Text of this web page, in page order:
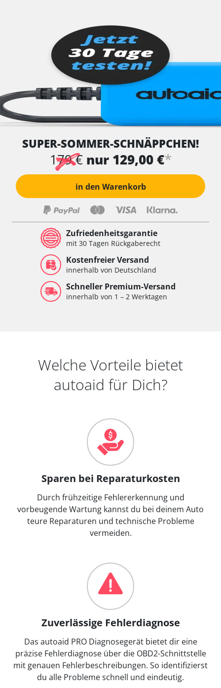
SUPER-SOMMER-SCHNÄPPCHEN!
179 € nur 129,00 €*
in den Warenkorb
Zufriedenheitsgarantie
mit 30 Tagen Rückgaberecht
Kostenfreier Versand
innerhalb von Deutschland
Schneller Premium-Versand
innerhalb von 1 – 2 Werktagen
Welche Vorteile bietet
autoaid für Dich?
Sparen bei Reparaturkosten
Durch frühzeitige Fehlererkennung und
vorbeugende Wartung kannst du bei deinem Auto
teure Reparaturen und technische Probleme
vermeiden.
Zuverlässige Fehlerdiagnose
Das autoaid PRO Diagnosegerät bietet dir eine
präzise Fehlerdiagnose über die OBD2-Schnittstelle
mit genauen Fehlerbeschreibungen. So identifizierst
du alle Probleme schnell und eindeutig.